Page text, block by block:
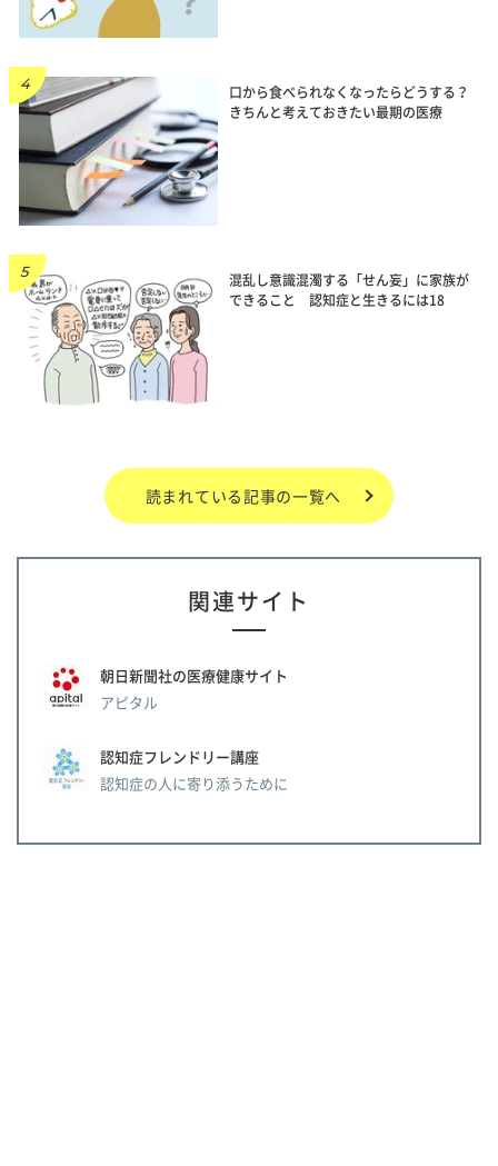
口から食べられなくなったらどうする？
きちんと考えておきたい最期の医療
混乱し意識混濁する「せん妄」に家族が
できること 認知症と生きるには18
読まれている記事の一覧へ
関連サイト
朝日新聞社の医療健康サイト
アピタル
認知症フレンドリー講座
認知症の人に寄り添うために